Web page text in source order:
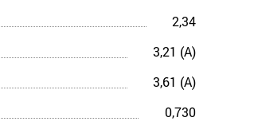
2,34
3,21 (A)
3,61 (A)
0,730